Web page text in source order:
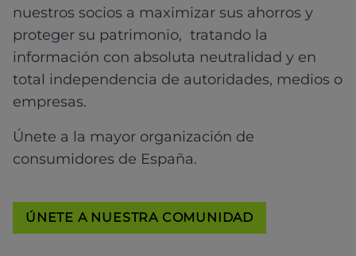
nuestros socios a maximizar sus ahorros y
proteger su patrimonio, tratando la
información con absoluta neutralidad y en
total independencia de autoridades, medios o
empresas.
Únete a la mayor organización de
consumidores de España.
ÚNETE A NUESTRA COMUNIDAD